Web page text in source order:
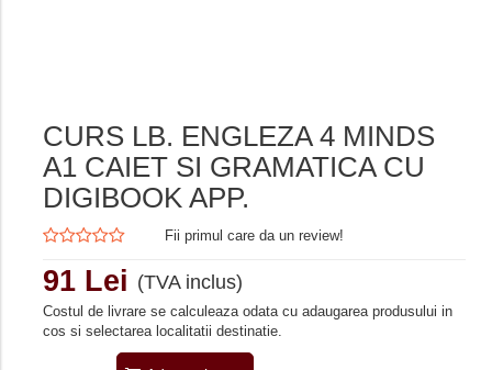
CURS LB. ENGLEZA 4 MINDS
A1 CAIET SI GRAMATICA CU
DIGIBOOK APP.
Fii primul care da un review!
91 Lei (TVA inclus)
Costul de livrare se calculeaza odata cu adaugarea produsului in
cos si selectarea localitatii destinatie.